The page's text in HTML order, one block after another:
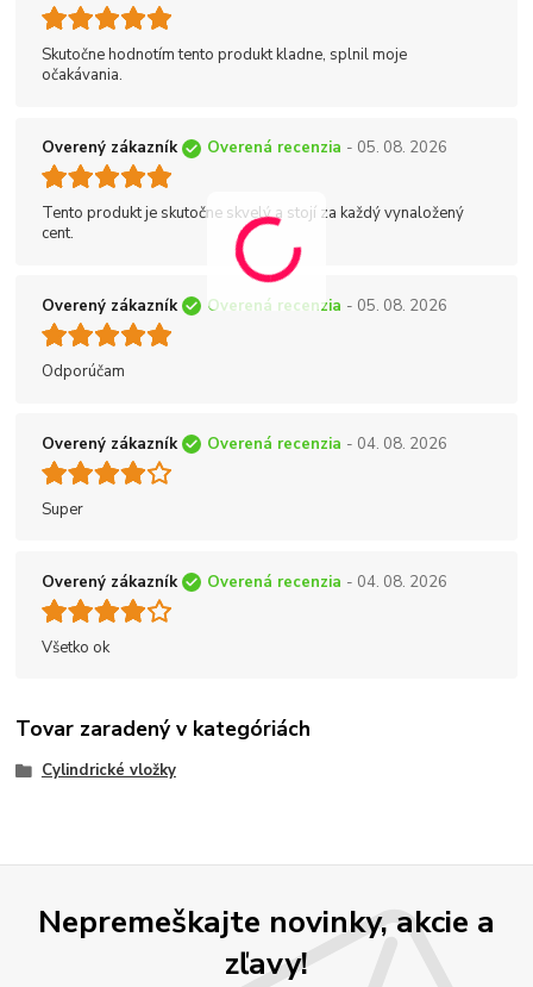
Skutočne hodnotím tento produkt kladne, splnil moje
očakávania.
Overený zákazník Overená recenzia - 05. 08. 2026
Tento produkt je skutočne skvelý a stojí za každý vynaložený
cent.
Overený zákazník Overená recenzia - 05. 08. 2026
Odporúčam
Overený zákazník Overená recenzia - 04. 08. 2026
Super
Overený zákazník Overená recenzia - 04. 08. 2026
Všetko ok
Tovar zaradený v kategóriách
Cylindrické vložky
Nepremeškajte novinky, akcie a
zľavy!